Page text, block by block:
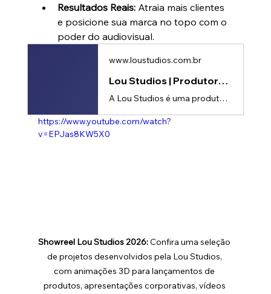
Resultados Reais: Atraia mais clientes
e posicione sua marca no topo com o
poder do audiovisual.
www.loustudios.com.br
Lou Studios | Produtora de vídeos
A Lou Studios é uma produtora de vídeos, especializada em motion design, animação 2D e 3D. Temos o vídeo certo para suas redes sociais!
https://www.youtube.com/watch?
v=EPJas8KW5X0
Showreel Lou Studios 2026: Confira uma seleção
de projetos desenvolvidos pela Lou Studios,
com animações 3D para lançamentos de
produtos, apresentações corporativas, vídeos